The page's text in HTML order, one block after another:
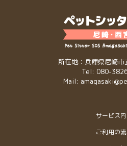
所在地：兵庫県尼崎
Tel: 080-
Mail:
サービス
ご利用の